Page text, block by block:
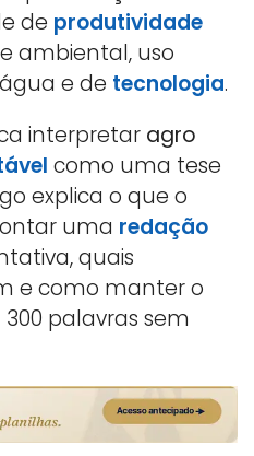
de produtividade
ambiental, uso
e de tecnologia.
interpretar agro
como uma tese
explica o que o
uma redação
quais
e como manter o
palavras sem